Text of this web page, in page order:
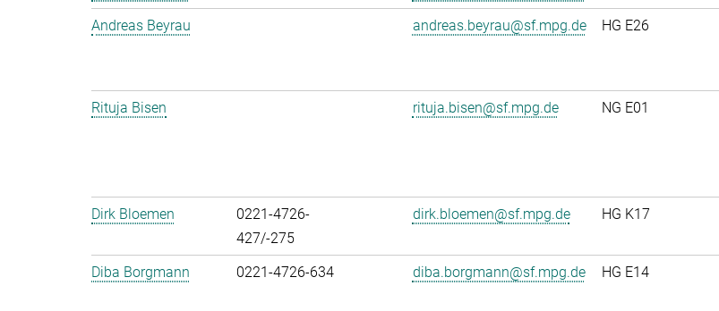
Andreas Beyrau
andreas.beyrau@sf.mpg.de HG E26
Rituja Bisen
rituja.bisen@sf.mpg.de NG E01
Dirk Bloemen
0221-4726-
427/-275
dirk.bloemen@sf.mpg.de HG K17
Diba Borgmann 0221-4726-634 diba.borgmann@sf.mpg.de HG E14